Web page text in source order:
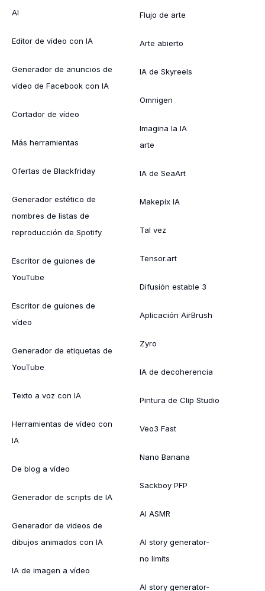
AI
Editor de vídeo con IA
Generador de anuncios de
vídeo de Facebook con IA
Cortador de vídeo
Más herramientas
Ofertas de Blackfriday
Generador estético de
nombres de listas de
reproducción de Spotify
Escritor de guiones de
YouTube
Escritor de guiones de
vídeo
Generador de etiquetas de
YouTube
Texto a voz con IA
Herramientas de vídeo con
IA
De blog a vídeo
Generador de scripts de IA
Generador de videos de
dibujos animados con IA
IA de imagen a vídeo
Flujo de arte
Arte abierto
IA de Skyreels
Omnigen
Imagina la IA
arte
IA de SeaArt
Makepix IA
Tal vez
Tensor.art
Difusión estable 3
Aplicación AirBrush
Zyro
IA de decoherencia
Pintura de Clip Studio
Veo3 Fast
Nano Banana
Sackboy PFP
AI ASMR
AI story generator-
no limits
AI story generator-